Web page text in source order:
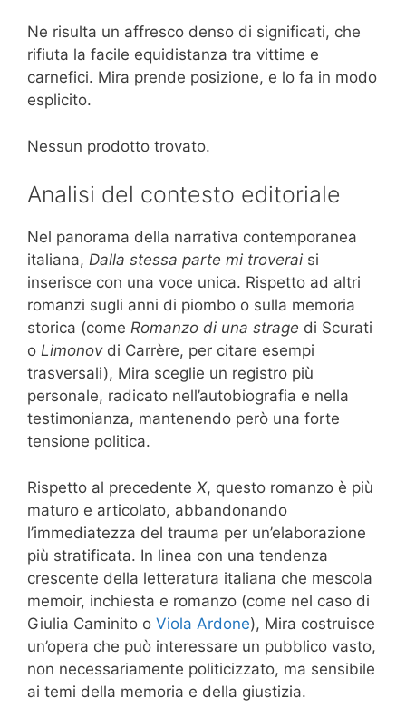
Ne risulta un affresco denso di significati, che
rifiuta la facile equidistanza tra vittime e
carnefici. Mira prende posizione, e lo fa in modo
esplicito.
Nessun prodotto trovato.
Analisi del contesto editoriale
Nel panorama della narrativa contemporanea
italiana, Dalla stessa parte mi troverai si
inserisce con una voce unica. Rispetto ad altri
romanzi sugli anni di piombo o sulla memoria
storica (come Romanzo di una strage di Scurati
o Limonovdi Carrère, per citare esempi
trasversali), Mira sceglie un registro più
personale, radicato nell’autobiografia e nella
testimonianza, mantenendo però una forte
tensione politica.
Rispetto al precedente X, questo romanzo è più
maturo e articolato, abbandonando
l’immediatezza del trauma per un’elaborazione
più stratificata. In linea con una tendenza
crescente della letteratura italiana che mescola
memoir, inchiesta e romanzo (come nel caso di
Giulia Caminito o Viola Ardone), Mira costruisce
un’opera che può interessare un pubblico vasto,
non necessariamente politicizzato, ma sensibile
ai temi della memoria e della giustizia.